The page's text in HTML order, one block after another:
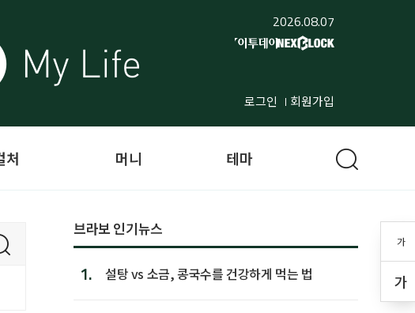
2026.08.07
로그인 회원가입
가
가
처 머니 테마
브라보 인기뉴스
1. 설탕 vs 소금, 콩국수를 건강하게 먹는 법